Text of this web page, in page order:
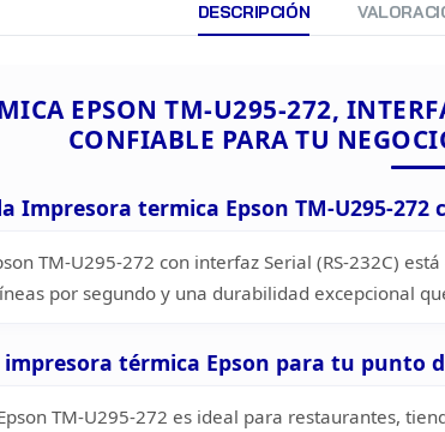
DESCRIPCIÓN
EPSON TM-U295-272,
CONFIABLE PARA TU
Impresora termica Epson TM-U295-272
TM-U295-272 con interfaz Serial (RS-232C)
por segundo y una durabilidad excepcional
térmica Epson para tu punto
TM-U295-272 es ideal para restaurantes,